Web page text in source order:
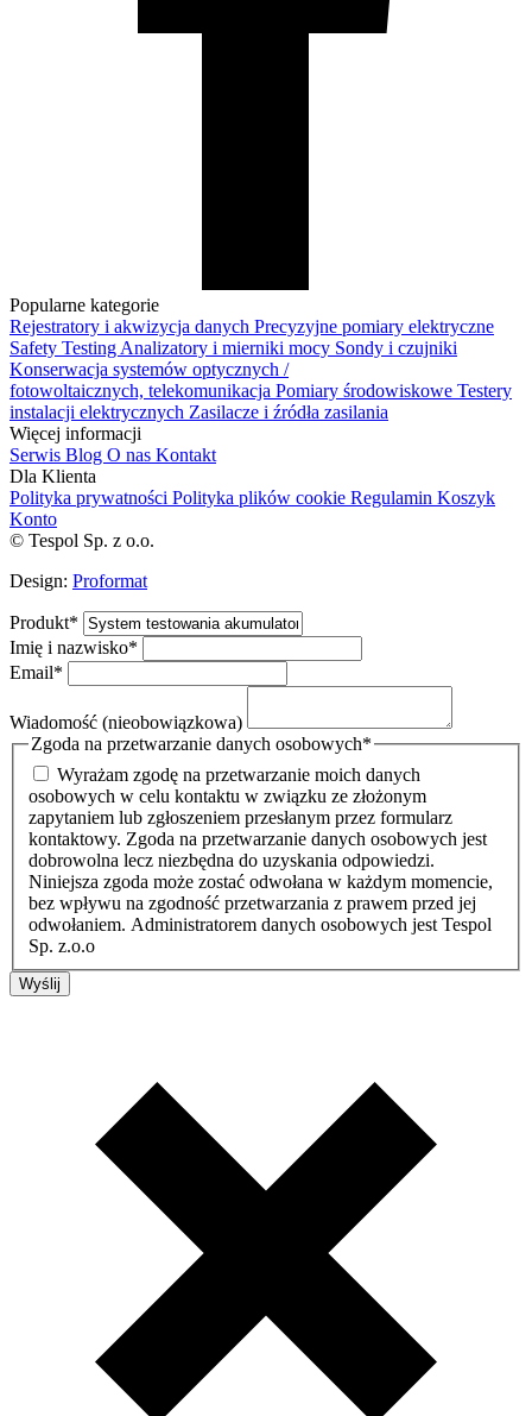
Popularne kategorie
Rejestratory i akwizycja danych Precyzyjne pomiary elektryczne
Safety Testing Analizatory i mierniki mocy Sondy i czujniki
Konserwacja systemów optycznych /
fotowoltaicznych, telekomunikacja Pomiary środowiskowe Testery
instalacji elektrycznych Zasilacze i źródła zasilania
Więcej informacji
Serwis Blog O nas Kontakt
Dla Klienta
Polityka prywatności Polityka plików cookie Regulamin Koszyk
Konto
© Tespol Sp. z o.o.
Design: Proformat
Produkt*
Imię i nazwisko*
Email*
Wiadomość (nieobowiązkowa)
Zgoda na przetwarzanie danych osobowych*
Wyrażam zgodę na przetwarzanie moich danych
osobowych w celu kontaktu w związku ze złożonym
zapytaniem lub zgłoszeniem przesłanym przez formularz
kontaktowy. Zgoda na przetwarzanie danych osobowych jest
dobrowolna lecz niezbędna do uzyskania odpowiedzi.
Niniejsza zgoda może zostać odwołana w każdym momencie,
bez wpływu na zgodność przetwarzania z prawem przed jej
odwołaniem. Administratorem danych osobowych jest Tespol
Sp. z.o.o
Wyślij